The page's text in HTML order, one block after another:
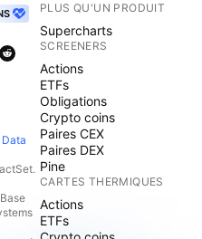
Data
PLUS QU'UN PRODUIT
Supercharts
SCREENERS
Actions
ETFs
Obligations
Crypto coins
Paires CEX
Paires DEX
Pine
CARTES THERMIQUES
Actions
ETFs